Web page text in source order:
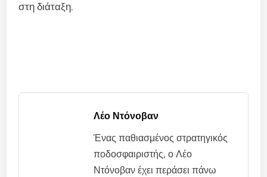
στη διάταξη.
Λέο Ντόνοβαν
Ένας παθιασμένος στρατηγικός
ποδοσφαιριστής, ο Λέο
Ντόνοβαν έχει περάσει πάνω